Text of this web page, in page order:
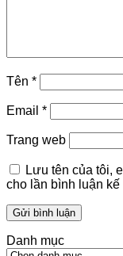
Tên *
Email *
Trang web
Lưu tên của tôi,
cho lần bình luận kế
Danh mục